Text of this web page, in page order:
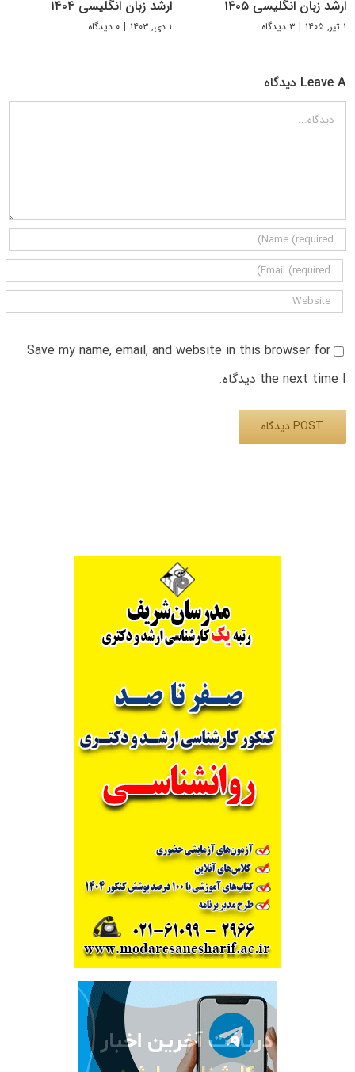
ارشد زبان انگلیسی ۱۴۰۵
۱ تیر, ۱۴۰۵ | ۳ دیدگاه
ارشد زبان انگلیسی ۱۴۰۴
۱ دی, ۱۴۰۳ | ۰ دیدگاه
Leave A دیدگاه
دیدگاه
Save my name, email, and website in this browser for
the next time I دیدگاه.